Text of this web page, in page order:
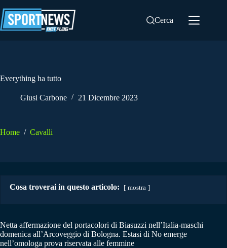
al
contenuto
Cerca
Everything ha tutto
Giusi Carbone 21 Dicembre 2023
Home / Cavalli
Cosa troverai in questo articolo: mostra
Netta affermazione del portacolori di Biasuzzi nell’Italia-maschi
domenica all’Arcoveggio di Bologna. Estasi di No emerge
nell’omologa prova riservata alle femmine